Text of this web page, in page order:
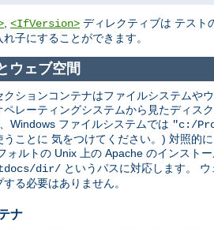
<IfVersion> ディレクティブは テスト
子にすることができます。
ウェブ空間
ションコンテナはファイルシステムや
レーティングシステムから見たディス
Windows ファイルシステムでは "c:/
ことに 気をつけてください。) 対照的
ォルトの Unix 上の Apache のインスト
dir/ というパスに対応します。
る必要はありません。
ナ